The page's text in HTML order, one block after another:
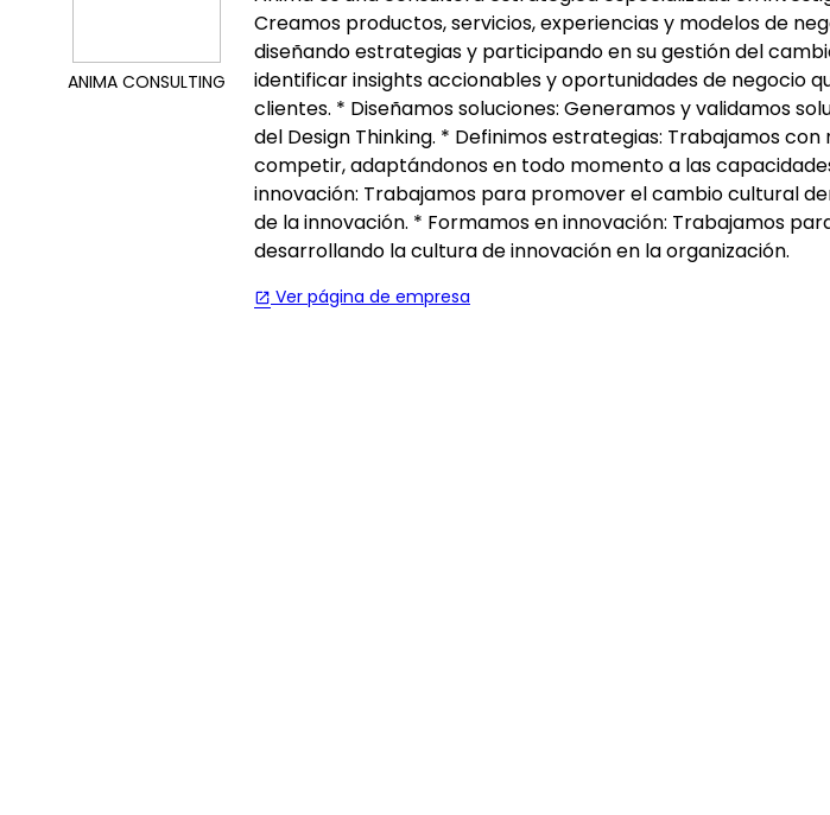
ANIMA CONSULTING
Creamos productos, servicios, experiencias y modelos de
diseñando estrategias y participando en su gestión del
identificar insights accionables y oportunidades de negocio
clientes. * Diseñamos soluciones: Generamos y validamos
del Design Thinking. * Definimos estrategias: Trabajamos
competir, adaptándonos en todo momento a las
innovación: Trabajamos para promover el cambio cultural
de la innovación. * Formamos en innovación: Trabajamos
desarrollando la cultura de innovación en la organización.
open_in_new Ver página de empresa